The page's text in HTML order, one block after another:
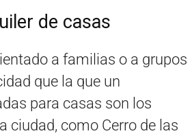
de casas
a familias o a grupos
que la que un
para casas son los
ciudad, como Cerro de las